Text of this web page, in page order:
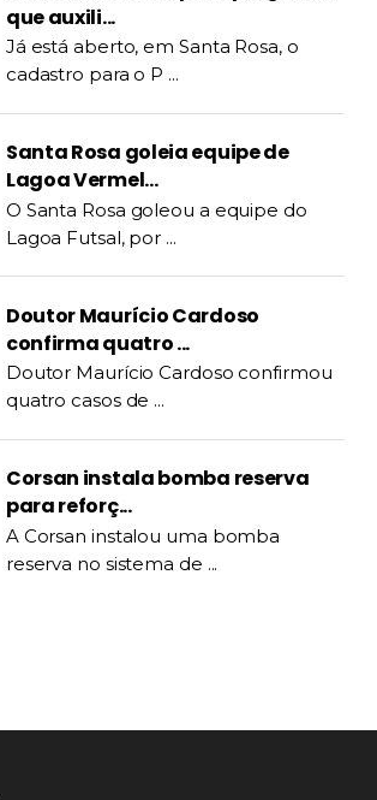
que auxili...
Já está aberto, em Santa Rosa, o
cadastro para o P ...
Santa Rosa goleia equipe de
Lagoa Vermel...
O Santa Rosa goleou a equipe do
Lagoa Futsal, por ...
Doutor Maurício Cardoso
confirma quatro ...
Doutor Maurício Cardoso confirmou
quatro casos de ...
Corsan instala bomba reserva
para reforç...
A Corsan instalou uma bomba
reserva no sistema de ...